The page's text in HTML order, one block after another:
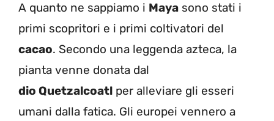
A quanto ne sappiamo i Maya sono stati i
primi scopritori e i primi coltivatori del
cacao. Secondo una leggenda azteca, la
pianta venne donata dal
dio Quetzalcoatl per alleviare gli esseri
umani dalla fatica. Gli europei vennero a